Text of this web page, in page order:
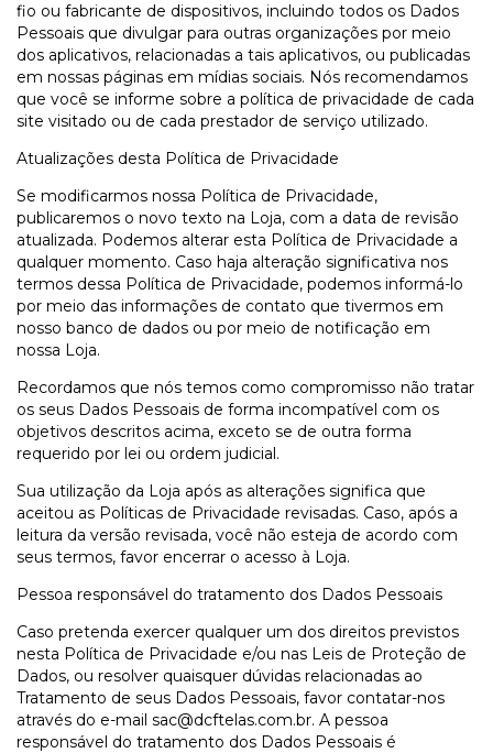
fio ou fabricante de dispositivos, incluindo todos os Dados
Pessoais que divulgar para outras organizações por meio
dos aplicativos, relacionadas a tais aplicativos, ou publicadas
em nossas páginas em mídias sociais. Nós recomendamos
que você se informe sobre a política de privacidade de cada
site visitado ou de cada prestador de serviço utilizado.
Atualizações desta Política de Privacidade
Se modificarmos nossa Política de Privacidade,
publicaremos o novo texto na Loja, com a data de revisão
atualizada. Podemos alterar esta Política de Privacidade a
qualquer momento. Caso haja alteração significativa nos
termos dessa Política de Privacidade, podemos informá-lo
por meio das informações de contato que tivermos em
nosso banco de dados ou por meio de notificação em
nossa Loja.
Recordamos que nós temos como compromisso não tratar
os seus Dados Pessoais de forma incompatível com os
objetivos descritos acima, exceto se de outra forma
requerido por lei ou ordem judicial.
Sua utilização da Loja após as alterações significa que
aceitou as Políticas de Privacidade revisadas. Caso, após a
leitura da versão revisada, você não esteja de acordo com
seus termos, favor encerrar o acesso à Loja.
Pessoa responsável do tratamento dos Dados Pessoais
Caso pretenda exercer qualquer um dos direitos previstos
nesta Política de Privacidade e/ou nas Leis de Proteção de
Dados, ou resolver quaisquer dúvidas relacionadas ao
Tratamento de seus Dados Pessoais, favor contatar-nos
através do e-mail sac@dcftelas.com.br. A pessoa
responsável do tratamento dos Dados Pessoais é